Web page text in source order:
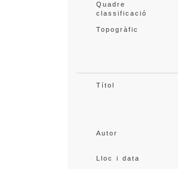
Quadre
classificació
Topogràfic
Títol
Autor
Lloc i data